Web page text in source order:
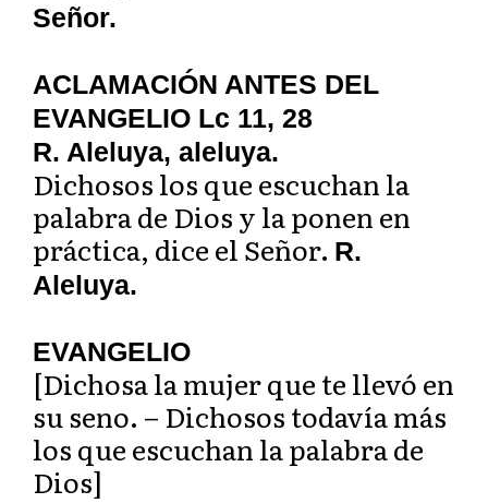
Señor.
ACLAMACIÓN ANTES DEL
EVANGELIO Lc 11, 28
R. Aleluya, aleluya.
Dichosos los que escuchan la
palabra de Dios y la ponen en
práctica, dice el Señor. R.
Aleluya.
EVANGELIO
[Dichosa la mujer que te llevó en
su seno. – Dichosos todavía más
los que escuchan la palabra de
Dios]